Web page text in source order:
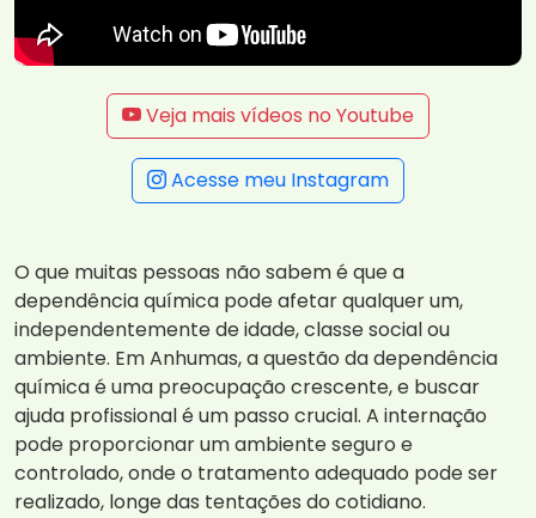
Veja mais vídeos no Youtube
Acesse meu Instagram
O que muitas pessoas não sabem é que a
dependência química pode afetar qualquer um,
independentemente de idade, classe social ou
ambiente. Em Anhumas, a questão da dependência
química é uma preocupação crescente, e buscar
ajuda profissional é um passo crucial. A internação
pode proporcionar um ambiente seguro e
controlado, onde o tratamento adequado pode ser
realizado, longe das tentações do cotidiano.